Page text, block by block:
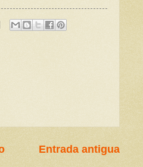
Entrada antigua